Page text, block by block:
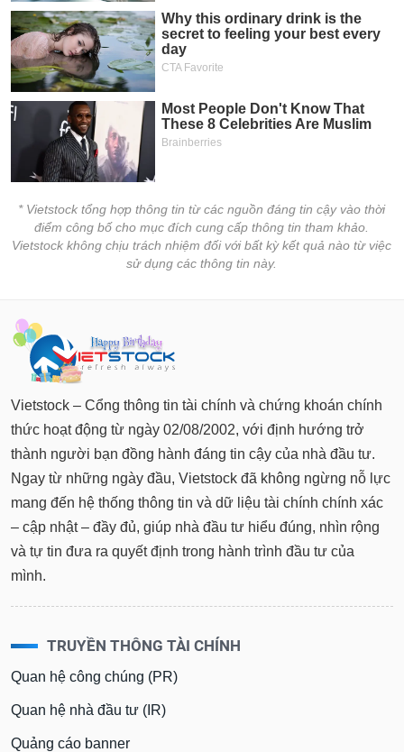
* Vietstock tổng hợp thông tin từ các nguồn đáng tin cậy vào thời
điểm công bố cho mục đích cung cấp thông tin tham khảo.
Vietstock không chịu trách nhiệm đối với bất kỳ kết quả nào từ việc
sử dụng các thông tin này.
Vietstock – Cổng thông tin tài chính và chứng khoán chính
thức hoạt động từ ngày 02/08/2002, với định hướng trở
thành người bạn đồng hành đáng tin cậy của nhà đầu tư.
Ngay từ những ngày đầu, Vietstock đã không ngừng nỗ lực
mang đến hệ thống thông tin và dữ liệu tài chính chính xác
– cập nhật – đầy đủ, giúp nhà đầu tư hiểu đúng, nhìn rộng
và tự tin đưa ra quyết định trong hành trình đầu tư của
mình.
TRUYỀN THÔNG TÀI CHÍNH
Quan hệ công chúng (PR)
Quan hệ nhà đầu tư (IR)
Quảng cáo banner